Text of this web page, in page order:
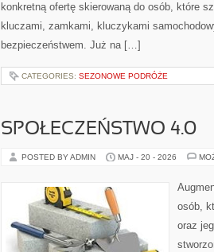
konkretną ofertę skierowaną do osób, które
kluczami, zamkami, kluczykami
bezpieczeństwem. Już na […]
CATEGORIES: SEZONOWE PODRÓŻE
SPOŁECZEŃSTWO 4.0
POSTED BY ADMIN MAJ - 20 - 2026
osób,
oraz